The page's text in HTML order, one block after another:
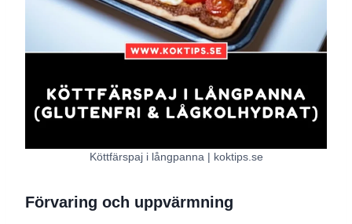
Köttfärspaj i långpanna | koktips.se
Förvaring och uppvärmning